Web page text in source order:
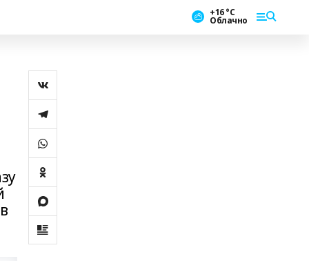
+16 °С
Облачно